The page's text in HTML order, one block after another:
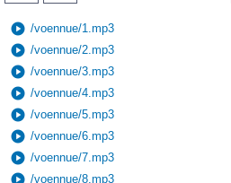
play_circle /voennue/1.mp3
play_circle /voennue/2.mp3
play_circle /voennue/3.mp3
play_circle /voennue/4.mp3
play_circle /voennue/5.mp3
play_circle /voennue/6.mp3
play_circle /voennue/7.mp3
play_circle /voennue/8.mp3